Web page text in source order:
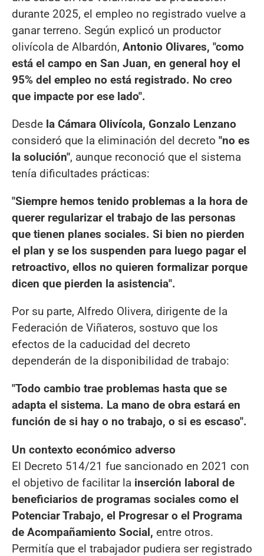
durante 2025, el empleo no registrado vuelve a
ganar terreno. Según explicó un productor
olivícola de Albardón, Antonio Olivares, "como
está el campo en San Juan, en general hoy el
95% del empleo no está registrado. No creo
que impacte por ese lado".
Desde la Cámara Olivícola, Gonzalo Lenzano
consideró que la eliminación del decreto "no es
la solución", aunque reconoció que el sistema
tenía dificultades prácticas:
"Siempre hemos tenido problemas a la hora de
querer regularizar el trabajo de las personas
que tienen planes sociales. Si bien no pierden
el plan y se los suspenden para luego pagar el
retroactivo, ellos no quieren formalizar porque
dicen que pierden la asistencia".
Por su parte, Alfredo Olivera, dirigente de la
Federación de Viñateros, sostuvo que los
efectos de la caducidad del decreto
dependerán de la disponibilidad de trabajo:
"Todo cambio trae problemas hasta que se
adapta el sistema. La mano de obra estará en
función de si hay o no trabajo, o si es escaso".
Un contexto económico adverso
El Decreto 514/21 fue sancionado en 2021 con
el objetivo de facilitar la inserción laboral de
beneficiarios de programas sociales como el
Potenciar Trabajo, el Progresar o el Programa
de Acompañamiento Social, entre otros.
Permitía que el trabajador pudiera ser registrado